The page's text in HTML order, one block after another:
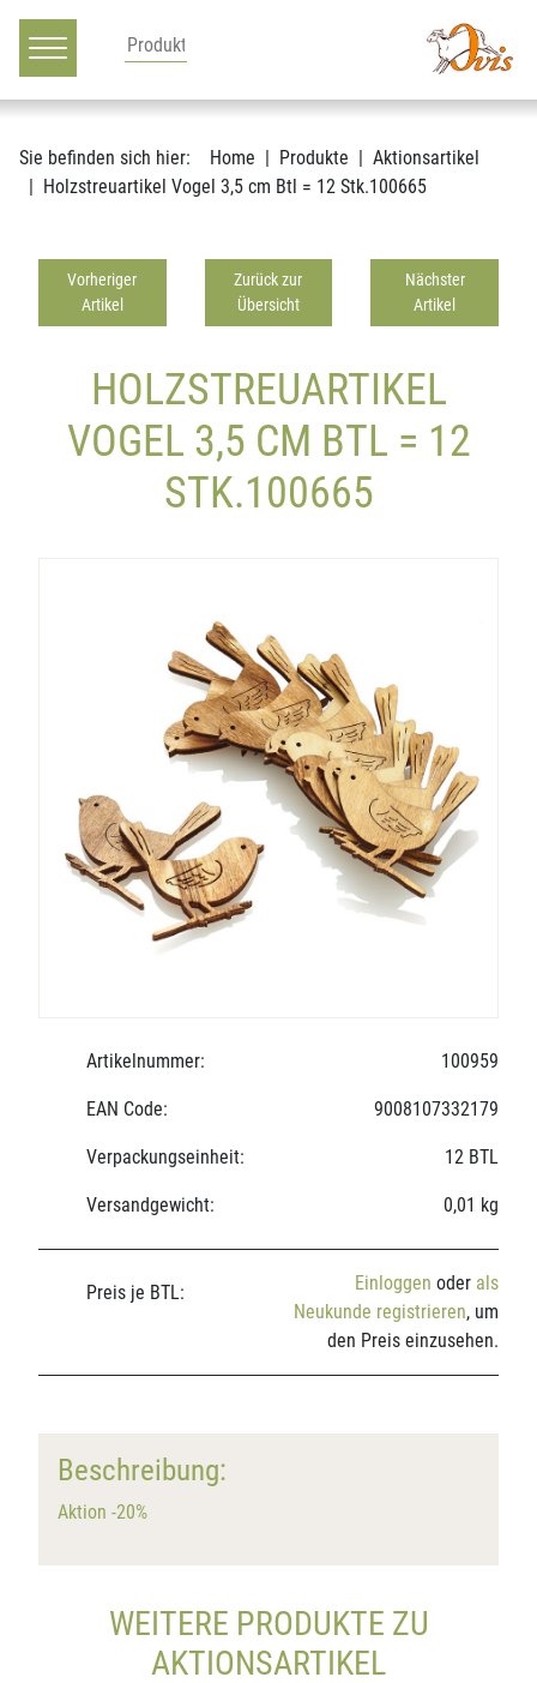
Hauptnavigation
Zum Inhalt
Sie befinden sich hier: Home Produkte
Aktionsartikel
Holzstreuartikel Vogel 3,5 cm Btl = 12 Stk.100665
Vorheriger
Artikel
Zurück zur
Übersicht
Nächster
Artikel
HOLZSTREUARTIKEL
VOGEL 3,5 CM BTL = 12
STK.100665
Artikelnummer: 100959
EAN Code: 9008107332179
Verpackungseinheit: 12 BTL
Versandgewicht: 0,01 kg
Preis je BTL: Einloggen oder als
Neukunde registrieren, um
den Preis einzusehen.
Beschreibung:
Aktion -20%
WEITERE PRODUKTE ZU
AKTIONSARTIKEL